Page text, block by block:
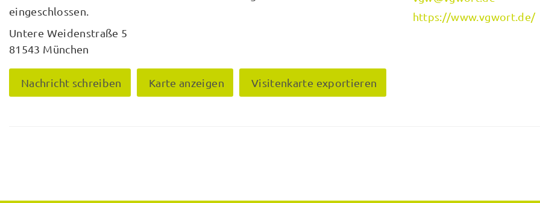
eingeschlossen.
Untere Weidenstraße 5
81543 München
https://www.vgwort.de/
Nachricht schreiben Karte anzeigen Visitenkarte exportieren